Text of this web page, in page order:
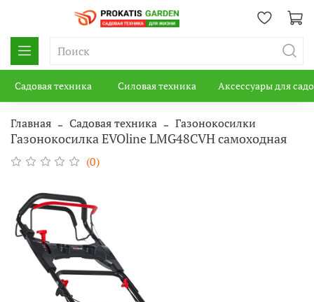
Садовая техника Силовая техника Аксессуары для
Главная Садовая техника Газонокосилки
Газонокосилка EVOline LMG48CVH самоходная
(0)